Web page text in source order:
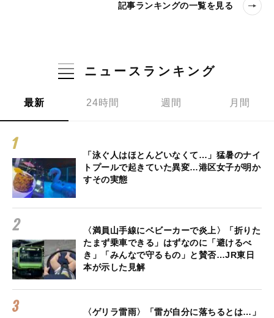
記事ランキングの一覧を見る
ニュースランキング
最新 24時間 週間 月間
「泳ぐ人はほとんどいなくて…」猛暑のナイ
トプールで起きていた異変…港区女子が明か
すその実態
〈満員山手線にベビーカーで炎上〉「折りた
たまず乗車できる」はずなのに「避けるべ
き」「みんなで守るもの」と賛否…JR東日
本が示した見解
〈ゲリラ雷雨〉「雷が自分に落ちるとは…」